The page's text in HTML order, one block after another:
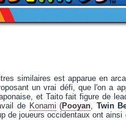
similaires est apparue en
un vrai défi, que l'on a
et Taito fait figure de
de Konami (Pooyan, Twin
de joueurs occidentaux ont